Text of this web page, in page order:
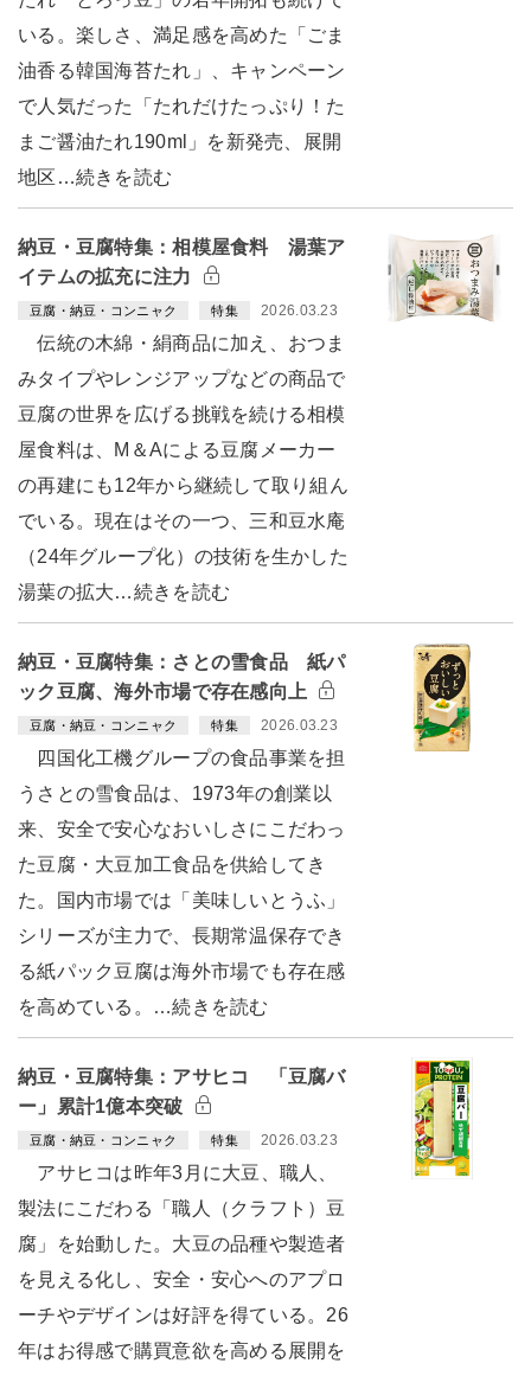
いる。楽しさ、満足感を高めた「ごま
油香る韓国海苔たれ」、キャンペーン
で人気だった「たれだけたっぷり！た
まご醤油たれ190ml」を新発売、展開
地区…続きを読む
納豆・豆腐特集：相模屋食料 湯葉ア
イテムの拡充に注力
豆腐・納豆・コンニャク 特集 2026.03.23
伝統の木綿・絹商品に加え、おつま
みタイプやレンジアップなどの商品で
豆腐の世界を広げる挑戦を続ける相模
屋食料は、M＆Aによる豆腐メーカー
の再建にも12年から継続して取り組ん
でいる。現在はその一つ、三和豆水庵
（24年グループ化）の技術を生かした
湯葉の拡大…続きを読む
納豆・豆腐特集：さとの雪食品 紙パ
ック豆腐、海外市場で存在感向上
豆腐・納豆・コンニャク 特集 2026.03.23
四国化工機グループの食品事業を担
うさとの雪食品は、1973年の創業以
来、安全で安心なおいしさにこだわっ
た豆腐・大豆加工食品を供給してき
た。国内市場では「美味しいとうふ」
シリーズが主力で、長期常温保存でき
る紙パック豆腐は海外市場でも存在感
を高めている。…続きを読む
納豆・豆腐特集：アサヒコ 「豆腐バ
ー」累計1億本突破
豆腐・納豆・コンニャク 特集 2026.03.23
アサヒコは昨年3月に大豆、職人、
製法にこだわる「職人（クラフト）豆
腐」を始動した。大豆の品種や製造者
を見える化し、安全・安心へのアプロ
ーチやデザインは好評を得ている。26
年はお得感で購買意欲を高める展開を